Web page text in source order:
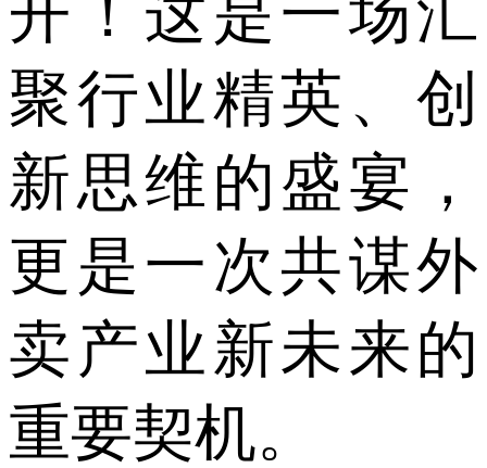
开！这是一场汇
聚行业精英、创
新思维的盛宴，
更是一次共谋外
卖产业新未来的
重要契机。